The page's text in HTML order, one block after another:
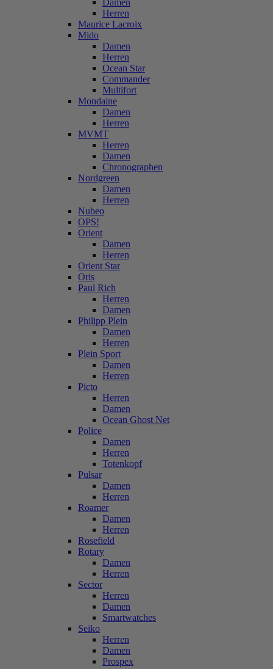
Damen
Herren
Maurice Lacroix
Mido
Damen
Herren
Ocean Star
Commander
Multifort
Mondaine
Damen
Herren
MVMT
Herren
Damen
Chronographen
Nordgreen
Damen
Herren
Nubeo
OPS!
Orient
Damen
Herren
Orient Star
Oris
Paul Rich
Herren
Damen
Philipp Plein
Damen
Herren
Plein Sport
Damen
Herren
Picto
Herren
Damen
Ocean Ghost Net
Police
Damen
Herren
Totenkopf
Pulsar
Damen
Herren
Roamer
Damen
Herren
Rosefield
Rotary
Damen
Herren
Sector
Herren
Damen
Smartwatches
Seiko
Herren
Damen
Prospex